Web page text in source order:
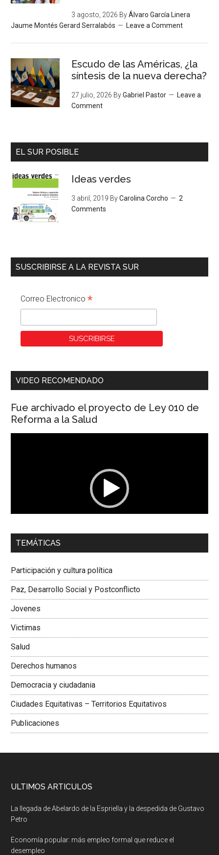
3 agosto, 2026 ByÁlvaro García Linera
Jaume Montés Gerard Serralabós
Leave a Comment
Escudo de las Américas, ¿la
síntesis de la nueva derecha?
27 julio, 2026 ByGabriel Pastor
Leave a
Comment
EL SUR POSIBLE
Ideas verdes
3 abril, 2019 ByCarolina Corcho
2
Comments
SUSCRIBIRSE A LA REVISTA SUR
Correo Electronico*
VIDEO RECOMENDADO
Fue archivado el proyecto de Ley 010 de
Reforma a la Salud
00:00 01:04
Dra. Carolina Corcho Mejía,Presidenta Corporación
Colombiana
TEMÁTICAS
Participación y cultura política
Paz, Desarrollo Social y Postconflicto
Jovenes
Victimas
Salud
Derechos humanos
Democracia y ciudadania
Ciudades Equitativas – Territorios Equitativos
Publicaciones
ULTIMOS ARTICULOS
La llegada de Abelardo de la Espriella y la despedida de Gustavo
Petro
Economía popular: más empleo formal que reduce el
desempleo